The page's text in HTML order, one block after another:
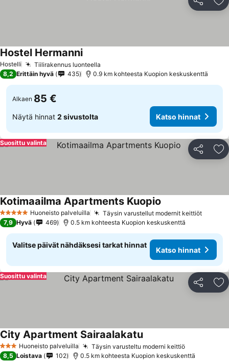
Jaa
Hostelli Tiilirakennus luonteella
Hostel HermanniKatso hinnat
8,2 Erittäin hyvä 435 0.9 km kohteesta Kuopion keskuskenttä
Alkaen 85 €
Näytä hinnat 2 sivustolta Katso hinnat
Jaa
Suosittu valinta
5 TähtiluokitusHuoneisto palveluilla Täysin varustellut modernit keittiötKatso
Kotimaailma Apartments Kuopio
7,9 Hyvä 469 0.5 km kohteesta Kuopion keskuskenttä
Valitse päivät nähdäksesi tarkat hinnat
Katso hinnat
Jaa
Suosittu valinta
3 Tähtiluokitus
Huoneisto palveluilla Täysin varusteltu moderni keittiöKatso
City Apartment SairaalakatuKatso hinnat
8,5 Loistava 102 0.5 km kohteesta Kuopion keskuskenttä